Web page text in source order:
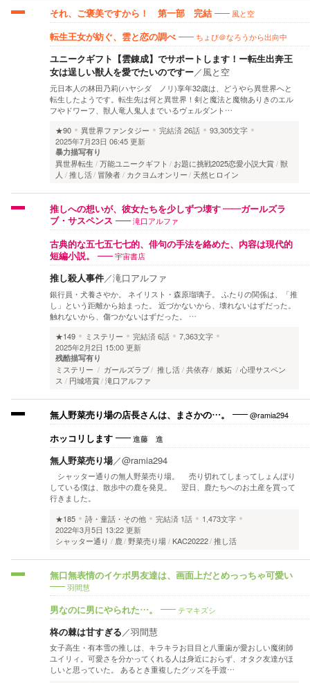
それ、ご褒美ですから！ 第一部 完結 風と空
転生王女が紡ぐ、雲と恋の調べ ちょび＠なろうから出向中
ユニークギフト【雲錬成】でサポートします！ー転生出奔王
女は逞しい獣人を愛でたいのですー／風と空
元日本人の林田乃莉(ハヤシダ ノリ)享年32歳は、どうやら異世界へと
転生したようです。転生先は何と異世界！剣と魔法と魔物ありきのエル
フやドワーフ、獣人竜人鬼人までいるヴェルダント…
★90
異世界ファンタジー 完結済26話
93,305文字
2025年7月23日 06:45 更新
暴力描写有り
異世界転生 万能ユニークギフト お題に挑戦2025恋愛小説大賞 獣
人
推し活 冒険者 カクヨムオンリー 天然ヒロイン
推しへの想いが、彼女たちを少しずつ壊す ――ガールズラ
ブ・サスペンス
滝口アルファ
古典的な五七五七七的、俳句の手法を絡めた、内容は現代的
短編小説。
宇宙書店
推し殺人事件／滝口アルファ
銀行員・犬養さやか。 ネイリスト・森原瑠璃子。 ふたりの関係は、「推
し」という距離から始まった。 近づかないから、壊れないはずだった。
触れないから、傷つかないはずだった。 …
★149
ミステリー 完結済6話
7,363文字
2025年2月2日 15:00 更新
残酷描写有り
ミステリー ガールズラブ 推し活 共依存 嫉妬
心理サスペン
ス
円城塔賞 滝口アルファ
無人野菜売り場の店長さんは、まさかの…。 @ramia294
ホッコリします 進藤 進
無人野菜売り場／@ramia294
シャッター通りの無人野菜売り場。 売り切れてしまってしょんぼり
している僕は、散歩中の鹿を発見。 翌日、鹿たちへのお土産を買って
行きました。
★185
詩・童話・その他 完結済 1話
1,473文字
2022年3月5日 13:22 更新
シャッター通り
鹿 野菜売り場 KAC20222 推し活
無口無表情のイケボ男友達は、画面上だとめっっちゃ可愛い
羽間慧
男なのに男にやられた…。 テマキズシ
柊の棘は甘すぎる ／羽間慧
女子高生・有本雪の推しは、キラキラお目目と八重歯が愛おしい魔術師
ユイリィ。可愛さを分かってくれる人は身近におらず、オタク友達がほ
しいと思っていた。 あるとき重複したグッズを手渡…